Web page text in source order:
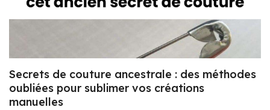
Secrets de couture ancestrale : des méthodes
oubliées pour sublimer vos créations
manuelles